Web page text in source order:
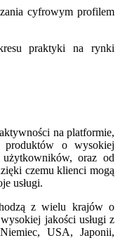
cyfrowym profilem
praktyki na rynki
na platformie,
produktów o wysokiej
użytkowników, oraz od
czemu klienci mogą
usługi.
z wielu krajów o
jakości usługi z
USA, Japonii,